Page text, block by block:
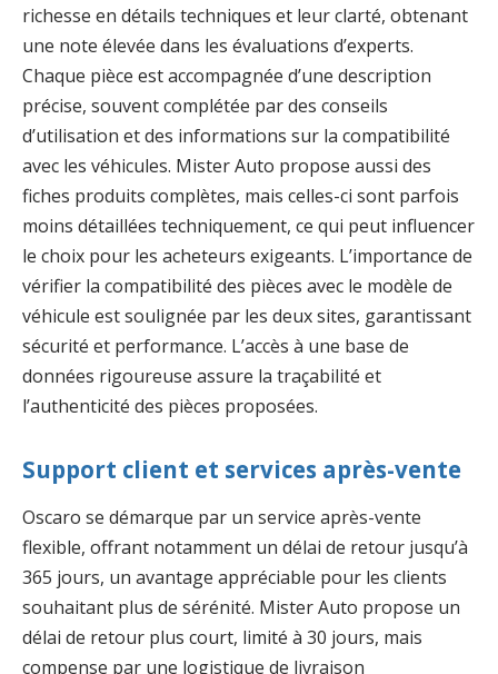
richesse en détails techniques et leur clarté, obtenant
une note élevée dans les évaluations d’experts.
Chaque pièce est accompagnée d’une description
précise, souvent complétée par des conseils
d’utilisation et des informations sur la compatibilité
avec les véhicules. Mister Auto propose aussi des
fiches produits complètes, mais celles-ci sont parfois
moins détaillées techniquement, ce qui peut influencer
le choix pour les acheteurs exigeants. L’importance de
vérifier la compatibilité des pièces avec le modèle de
véhicule est soulignée par les deux sites, garantissant
sécurité et performance. L’accès à une base de
données rigoureuse assure la traçabilité et
l’authenticité des pièces proposées.
Support client et services après-vente
Oscaro se démarque par un service après-vente
flexible, offrant notamment un délai de retour jusqu’à
365 jours, un avantage appréciable pour les clients
souhaitant plus de sérénité. Mister Auto propose un
délai de retour plus court, limité à 30 jours, mais
compense par une logistique de livraison